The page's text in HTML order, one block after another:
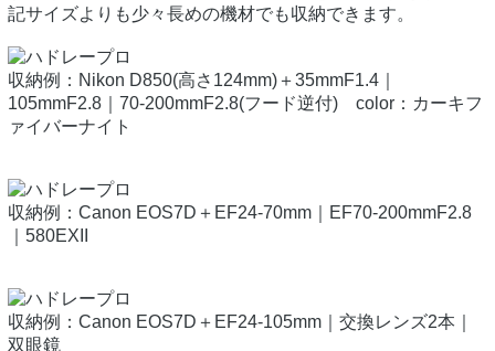
記サイズよりも少々長めの機材でも収納できます。
収納例：Nikon D850(高さ124mm)＋35mmF1.4｜
105mmF2.8｜70-200mmF2.8(フード逆付) color：カーキフ
ァイバーナイト
収納例：Canon EOS7D＋EF24-70mm｜EF70-200mmF2.8
｜580EXII
収納例：Canon EOS7D＋EF24-105mm｜交換レンズ2本｜
双眼鏡